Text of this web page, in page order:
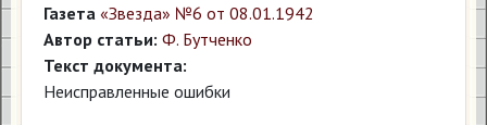
Газета «Звезда» №6 от 08.01.1942
Автор статьи: Ф. Бутченко
Текст документа:
Неисправленные ошибки